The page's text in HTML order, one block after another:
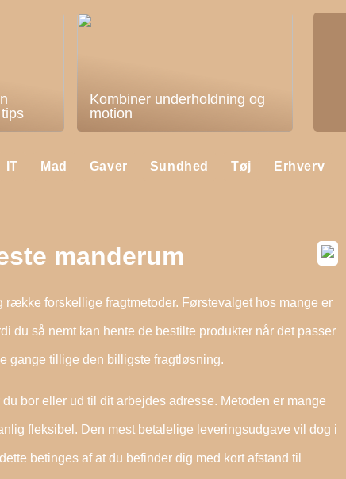
Kombiner underholdning og
motion
IT Mad Gaver Sundhed Tøj Erhverv
manderum
forskellige fragtmetoder. Førstevalget hos mange er
du så nemt kan hente de bestilte produkter når det passer
gange tillige den billigste fragtløsning.
bor eller ud til dit arbejdes adresse. Metoden er mange
fleksibel. Den mest betalelige leveringsudgave vil dog i
betinges af at du befinder dig med kort afstand til